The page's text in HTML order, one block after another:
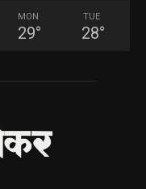
MON
29°
TUE
28°